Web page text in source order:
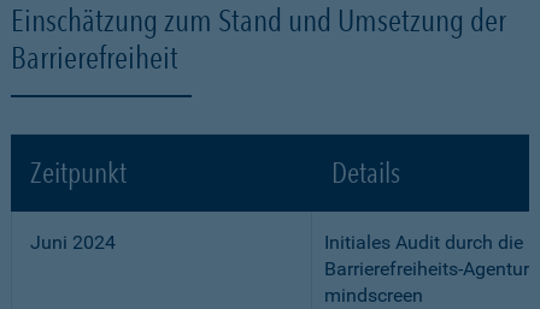
Einschätzung zum Stand und Umsetzung der
Barrierefreiheit
Zeitpunkt Details
Juni 2024
Initiales Audit durch die
Barrierefreiheits-Agentur
mindscreen